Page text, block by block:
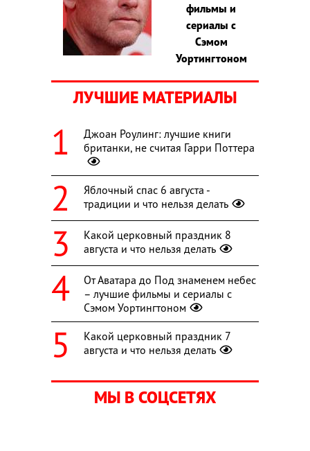
фильмы и
сериалы с
Сэмом
Уортингтоном
ЛУЧШИЕ МАТЕРИАЛЫ
Джоан Роулинг: лучшие книги
британки, не считая Гарри Поттера
Яблочный спас 6 августа -
традиции и что нельзя делать
Какой церковный праздник 8
августа и что нельзя делать
От Аватара до Под знаменем небес
– лучшие фильмы и сериалы с
Сэмом Уортингтоном
Какой церковный праздник 7
августа и что нельзя делать
МЫ В СОЦСЕТЯХ